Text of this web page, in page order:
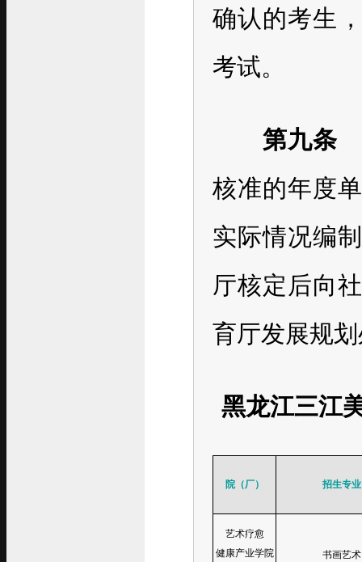
确认的考生
考试。
第九条
核准的年度
实际情况编
厅核定后向
育厅发展规
黑龙江三江
院（厂） 招生专业
艺术疗愈
健康产业学院
书画艺术